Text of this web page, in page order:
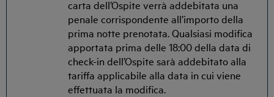
carta dell’Ospite verrà addebitata una
penale corrispondente all’importo della
prima notte prenotata. Qualsiasi modifica
apportata prima delle 18:00 della data di
check-in dell’Ospite sarà addebitato alla
tariffa applicabile alla data in cui viene
effettuata la modifica.